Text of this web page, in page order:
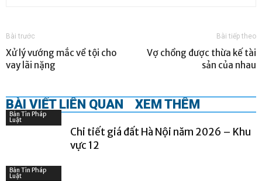
Bài trước
Xử lý vướng mắc về tội cho
vay lãi nặng
Bài tiếp theo
Vợ chồng được thừa kế tài
sản của nhau
BÀI VIẾT LIÊN QUAN XEM THÊM
Bản Tin Pháp
Luật
Chi tiết giá đất Hà Nội năm 2026 – Khu
vực 12
Bản Tin Pháp
Luật